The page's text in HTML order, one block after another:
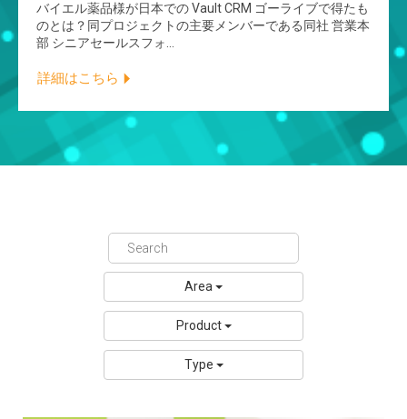
バイエル薬品様が日本での Vault CRM ゴーライブで得たも
のとは？同プロジェクトの主要メンバーである同社 営業本
部 シニアセールスフォ…
詳細はこちら
Area
Product
Type